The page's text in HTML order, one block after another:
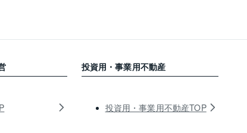
投資用・事業用不動産
投資用・事業用不動産TOP